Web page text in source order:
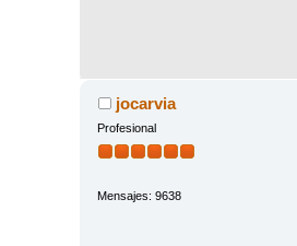
jocarvia
Profesional
Mensajes: 9638